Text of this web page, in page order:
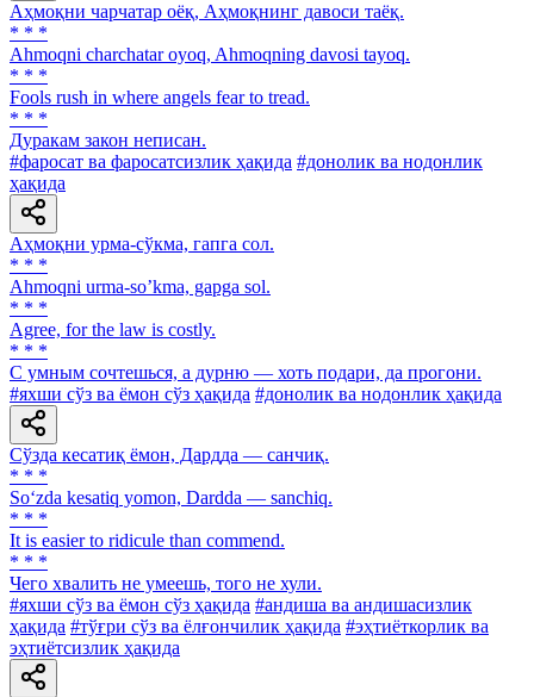
Аҳмоқни чарчатар оёқ, Аҳмоқнинг давоси таёқ.
* * *
Ahmoqni charchatar oyoq, Ahmoqning davosi tayoq.
* * *
Fools rush in where angels fear to tread.
* * *
Дуракам закон неписан.
#фаросат ва фаросатсизлик ҳақида #донолик ва нодонлик
ҳақида
Аҳмоқни урма-сўкма, гапга сол.
* * *
Аhmoqni urma-soʼkma, gapga sol.
* * *
Agree, for the law is costly.
* * *
C умным сочтешься, а дурню — хоть подари, да прогони.
#яхши сўз ва ёмон сўз ҳақида #донолик ва нодонлик ҳақида
Сўзда кесатиқ ёмон, Дардда — санчиқ.
* * *
So‘zda kesatiq yomon, Dardda — sanchiq.
* * *
It is easier to ridicule than commend.
* * *
Чего хвалить не умеешь, того не хули.
#яхши сўз ва ёмон сўз ҳақида #андиша ва андишасизлик
ҳақида #тўғри сўз ва ёлғончилик ҳақида #эҳтиёткорлик ва
эҳтиётсизлик ҳақида